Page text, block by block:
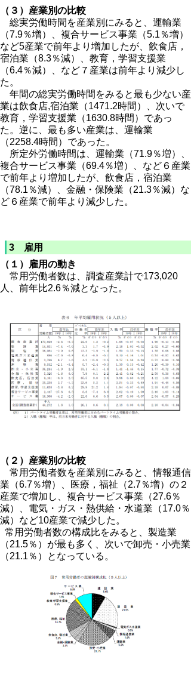
（３）産業別の比較
総実労働時間を産業別にみると、運輸業
（7.9％増）、複合サービス事業（5.1％増）
など5産業で前年より増加したが、飲食店，
宿泊業（8.3％減）、教育，学習支援業
（6.4％減）、など７産業は前年より減少し
た。
年間の総実労働時間をみると最も少ない産
業は飲食店,宿泊業（1471.2時間）、次いで
教育，学習支援業（1630.8時間）であっ
た。逆に、最も多い産業は、運輸業
（2258.4時間）であった。
所定外労働時間は、運輸業（71.9％増）、
複合サービス事業（69.4％増）、など６産業
で前年より増加したが、飲食店，宿泊業
（78.1％減）、金融・保険業（21.3％減）な
ど６産業で前年より減少した。
3 雇用
（１）雇用の動き
常用労働者数は、調査産業計で173,020
人、前年比2.6％減となった。
（２）産業別の比較
常用労働者数を産業別にみると、情報通信
業（6.7％増）、医療，福祉（2.7％増）の２
産業で増加し、複合サービス事業（27.6％
減）、電気・ガス・熱供給・水道業（17.0％
減）など10産業で減少した。
常用労働者数の構成比をみると、製造業
（21.5％）が最も多く、次いで卸売・小売業
（21.1％）となっている。